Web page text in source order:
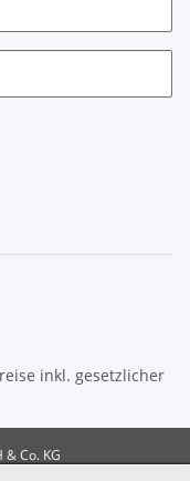
inkl. gesetzlicher
Co. KG